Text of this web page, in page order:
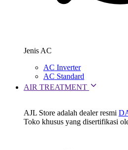
Jenis AC
AC Inverter
AC Standard
AIR TREATMENT
AJL Store adalah dealer resmi
Toko khusus yang disertifikasi